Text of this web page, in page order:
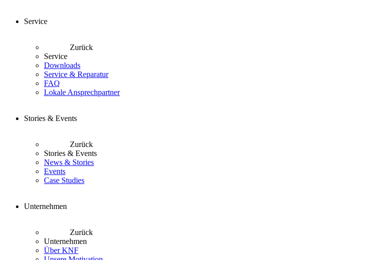
Service
Zurück
Service
Downloads
Service & Reparatur
FAQ
Lokale Ansprechpartner
Stories & Events
Zurück
Stories & Events
News & Stories
Events
Case Studies
Unternehmen
Zurück
Unternehmen
Über KNF